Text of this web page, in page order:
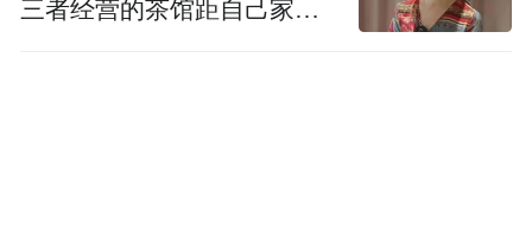
三者经营的茶馆距自己家步